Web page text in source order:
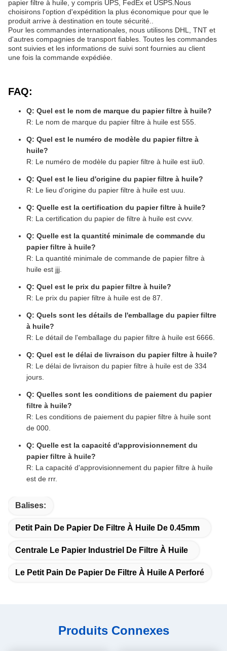
papier filtre à huile, y compris UPS, FedEx et USPS.Nous
choisirons l'option d'expédition la plus économique pour que le
produit arrive à destination en toute sécurité..
Pour les commandes internationales, nous utilisons DHL, TNT et
d'autres compagnies de transport fiables. Toutes les commandes
sont suivies et les informations de suivi sont fournies au client
une fois la commande expédiée.
FAQ:
Q: Quel est le nom de marque du papier filtre à huile?
R: Le nom de marque du papier filtre à huile est 555.
Q: Quel est le numéro de modèle du papier filtre à
huile?
R: Le numéro de modèle du papier filtre à huile est iiu0.
Q: Quel est le lieu d'origine du papier filtre à huile?
R: Le lieu d'origine du papier filtre à huile est uuu.
Q: Quelle est la certification du papier filtre à huile?
R: La certification du papier de filtre à huile est cvvv.
Q: Quelle est la quantité minimale de commande du
papier filtre à huile?
R: La quantité minimale de commande de papier filtre à
huile est jjj.
Q: Quel est le prix du papier filtre à huile?
R: Le prix du papier filtre à huile est de 87.
Q: Quels sont les détails de l'emballage du papier filtre
à huile?
R: Le détail de l'emballage du papier filtre à huile est 6666.
Q: Quel est le délai de livraison du papier filtre à huile?
R: Le délai de livraison du papier filtre à huile est de 334
jours.
Q: Quelles sont les conditions de paiement du papier
filtre à huile?
R: Les conditions de paiement du papier filtre à huile sont
de 000.
Q: Quelle est la capacité d'approvisionnement du
papier filtre à huile?
R: La capacité d'approvisionnement du papier filtre à huile
est de rrr.
Balises:
Petit Pain De Papier De Filtre À Huile De 0.45mm
Centrale Le Papier Industriel De Filtre À Huile
Le Petit Pain De Papier De Filtre À Huile A Perforé
Produits Connexes